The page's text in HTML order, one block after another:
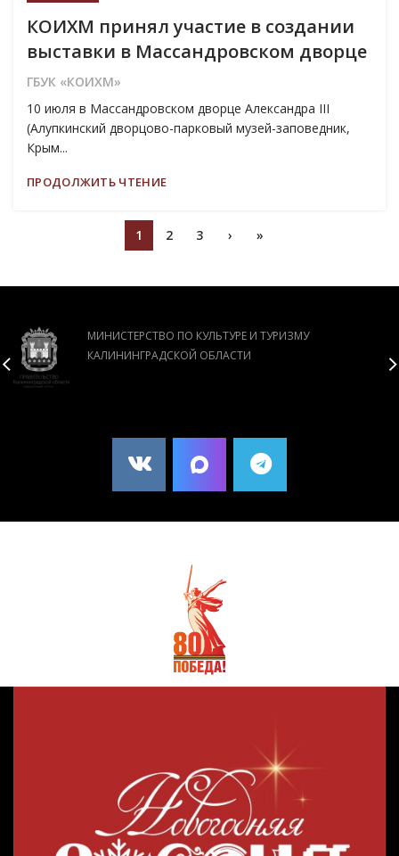
КОИХМ принял участие в создании
выставки в Массандровском дворце
ГБУК «КОИХМ»
10 июля в Массандровском дворце Александра III
(Алупкинский дворцово-парковый музей-заповедник,
Крым...
ПРОДОЛЖИТЬ ЧТЕНИЕ
1 2 3 › »
МИНИСТЕРСТВО ПО КУЛЬТУРЕ И ТУРИЗМУ
КАЛИНИНГРАДСКОЙ ОБЛАСТИ